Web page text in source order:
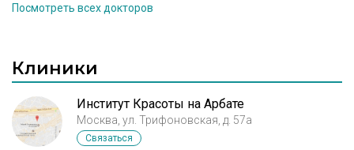
Посмотреть всех докторов
Клиники
Институт Красоты на Арбате
Москва, ул. Трифоновская, д. 57а
Связаться